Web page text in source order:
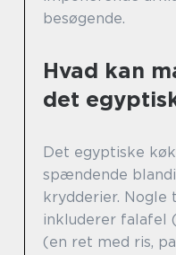
besøgende.
Hvad kan
det
Det egyptiske
spændende
krydderier.
inkluderer falafel
(en ret med ris,